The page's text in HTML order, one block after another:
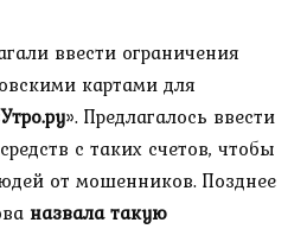
ввести ограничения
картами для
Утро.ру». Предлагалось ввести
с таких счетов, чтобы
от мошенников. Позднее
назвала такую